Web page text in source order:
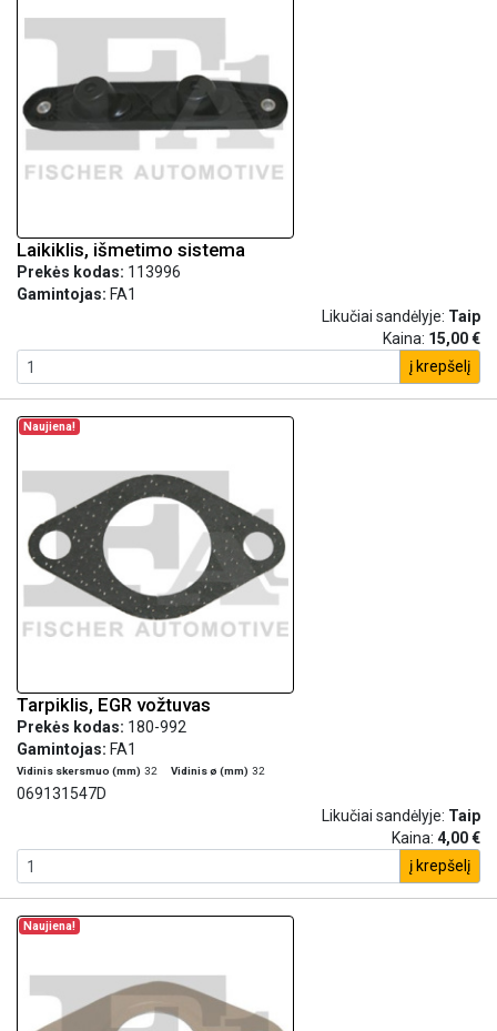
Laikiklis, išmetimo sistema
Prekės kodas: 113996
Gamintojas: FA1
Likučiai sandėlyje: Taip
Kaina: 15,00 €
į krepšelį
Naujiena!
Tarpiklis, EGR vožtuvas
Prekės kodas: 180-992
Gamintojas: FA1
Vidinis skersmuo (mm) 32 Vidinis ø (mm) 32
069131547D
Likučiai sandėlyje: Taip
Kaina: 4,00 €
į krepšelį
Naujiena!